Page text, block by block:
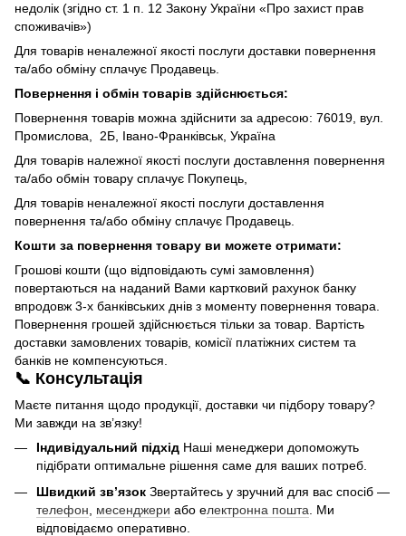
недолік (згідно ст. 1 п. 12 Закону України «Про захист прав
споживачів»)
Для товарів неналежної якості послуги доставки повернення
та/або обміну сплачує Продавець.
Повернення і обмін товарів здійснюється:
Повернення товарів можна здійснити за адресою: 76019, вул.
Промислова, 2Б, Івано-Франківськ, Україна
Для товарів належної якості послуги доставлення повернення
та/або обмін товару сплачує Покупець,
Для товарів неналежної якості послуги доставлення
повернення та/або обміну сплачує Продавець.
Кошти за повернення товару ви можете отримати:
Грошові кошти (що відповідають сумі замовлення)
повертаються на наданий Вами картковий рахунок банку
впродовж 3-х банківських днів з моменту повернення товара.
Повернення грошей здійснюється тільки за товар. Вартість
доставки замовлених товарів, комісії платіжних систем та
банків не компенсуються.
📞 Консультація
Маєте питання щодо продукції, доставки чи підбору товару?
Ми завжди на зв’язку!
Індивідуальний підхід Наші менеджери допоможуть
підібрати оптимальне рішення саме для ваших потреб.
Швидкий зв’язок Звертайтесь у зручний для вас спосіб —
телефон
месенджери або електронна пошта . Ми
відповідаємо оперативно.